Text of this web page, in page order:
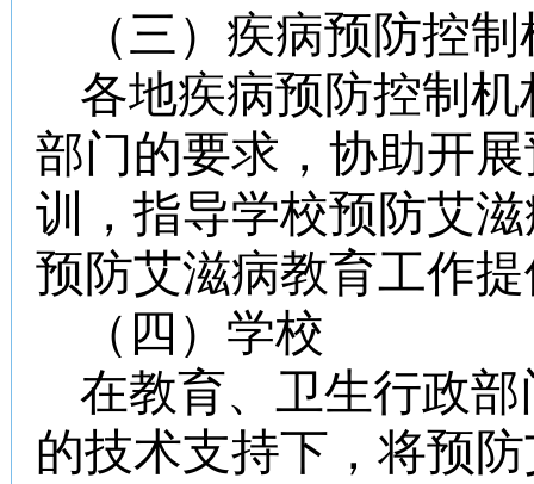
（三）疾病预防控
各地疾病预防控制
部门的要求，协助开
训，指导学校预防艾
预防艾滋病教育工作
（四）学校
在教育、卫生行政
的技术支持下，将预